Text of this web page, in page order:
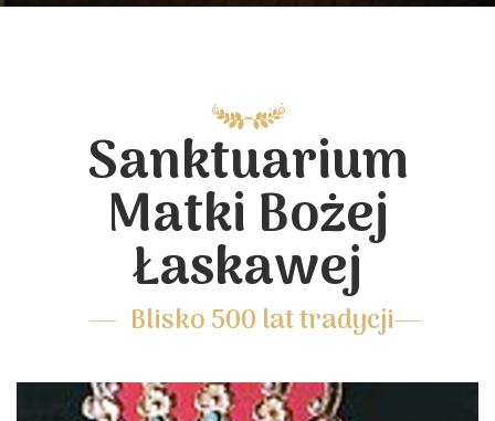
Sanktuarium
Matki Bożej
Łaskawej
Blisko 500 lat tradycji